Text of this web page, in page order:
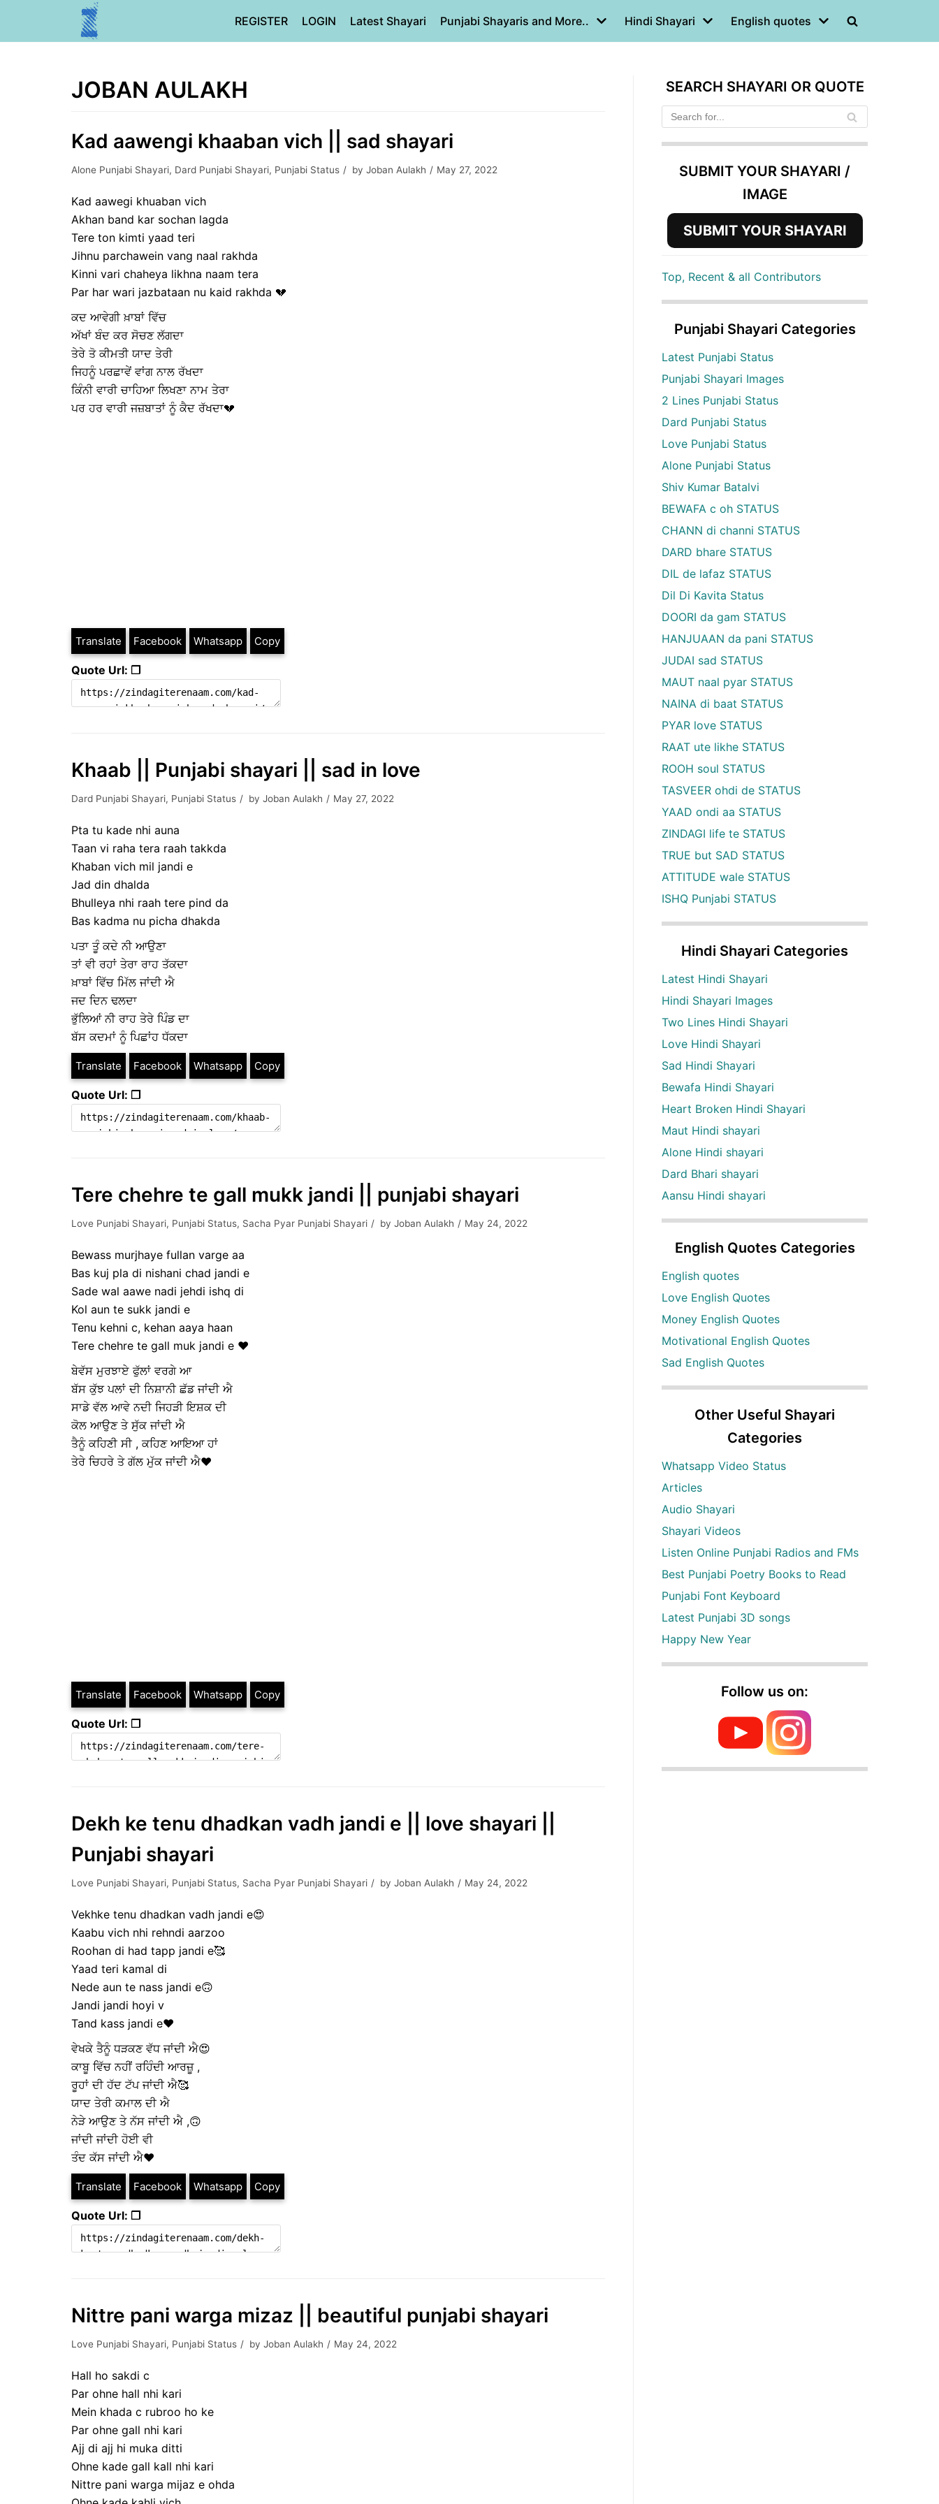
REGISTER LOGIN Latest Shayari Punjabi Shayaris and More.. Hindi Shayari English quotes
JOBAN AULAKH
Kad aawengi khaaban vich || sad shayari
Alone Punjabi Shayari, Dard Punjabi Shayari, Punjabi Status by Joban Aulakh May 27, 2022
Kad aawegi khuaban vich
Akhan band kar sochan lagda
Tere ton kimti yaad teri
Jihnu parchawein vang naal rakhda
Kinni vari chaheya likhna naam tera
Par har wari jazbataan nu kaid rakhda 💔
ਕਦ ਆਵੇਗੀ ਖ਼ਾਬਾਂ ਵਿੱਚ
ਅੱਖਾਂ ਬੰਦ ਕਰ ਸੋਚਣ ਲੱਗਦਾ
ਤੇਰੇ ਤੋ ਕੀਮਤੀ ਯਾਦ ਤੇਰੀ
ਜਿਹਨੂੰ ਪਰਛਾਵੇਂ ਵਾਂਗ ਨਾਲ ਰੱਖਦਾ
ਕਿੰਨੀ ਵਾਰੀ ਚਾਹਿਆ ਲਿਖਣਾ ਨਾਮ ਤੇਰਾ
ਪਰ ਹਰ ਵਾਰੀ ਜਜ਼ਬਾਤਾਂ ਨੂੰ ਕੈਦ ਰੱਖਦਾ💔
Translate Facebook Whatsapp Copy
Quote Url: ❐
Khaab || Punjabi shayari || sad in love
Dard Punjabi Shayari, Punjabi Status by Joban Aulakh May 27, 2022
Pta tu kade nhi auna
Taan vi raha tera raah takkda
Khaban vich mil jandi e
Jad din dhalda
Bhulleya nhi raah tere pind da
Bas kadma nu picha dhakda
ਪਤਾ ਤੂੰ ਕਦੇ ਨੀ ਆਉਣਾ
ਤਾਂ ਵੀ ਰਹਾਂ ਤੇਰਾ ਰਾਹ ਤੱਕਦਾ
ਖ਼ਾਬਾਂ ਵਿੱਚ ਮਿੱਲ ਜਾਂਦੀ ਐ
ਜਦ ਦਿਨ ਢਲਦਾ
ਭੁੱਲਿਆਂ ਨੀ ਰਾਹ ਤੇਰੇ ਪਿੰਡ ਦਾ
ਬੱਸ ਕਦਮਾਂ ਨੂੰ ਪਿਛਾਂਹ ਧੱਕਦਾ
Translate Facebook Whatsapp Copy
Quote Url: ❐
Tere chehre te gall mukk jandi || punjabi shayari
Love Punjabi Shayari, Punjabi Status, Sacha Pyar Punjabi Shayari by Joban Aulakh May 24, 2022
Bewass murjhaye fullan varge aa
Bas kuj pla di nishani chad jandi e
Sade wal aawe nadi jehdi ishq di
Kol aun te sukk jandi e
Tenu kehni c, kehan aaya haan
Tere chehre te gall muk jandi e ❤️
ਬੇਵੱਸ ਮੁਰਝਾਏ ਫੁੱਲਾਂ ਵਰਗੇ ਆ
ਬੱਸ ਕੁੱਝ ਪਲਾਂ ਦੀ ਨਿਸ਼ਾਨੀ ਛੱਡ ਜਾਂਦੀ ਐ
ਸਾਡੇ ਵੱਲ ਆਵੇ ਨਦੀ ਜਿਹੜੀ ਇਸ਼ਕ ਦੀ
ਕੋਲ ਆਉਣ ਤੇ ਸੁੱਕ ਜਾਂਦੀ ਐ
ਤੈਨੂੰ ਕਹਿਣੀ ਸੀ , ਕਹਿਣ ਆਇਆ ਹਾਂ
ਤੇਰੇ ਚਿਹਰੇ ਤੇ ਗੱਲ ਮੁੱਕ ਜਾਂਦੀ ਐ❤️
Translate Facebook Whatsapp Copy
Quote Url: ❐
Dekh ke tenu dhadkan vadh jandi e || love shayari ||
Punjabi shayari
Love Punjabi Shayari, Punjabi Status, Sacha Pyar Punjabi Shayari by Joban Aulakh May 24, 2022
Vekhke tenu dhadkan vadh jandi e😍
Kaabu vich nhi rehndi aarzoo
Roohan di had tapp jandi e🥰
Yaad teri kamal di
Nede aun te nass jandi e🙃
Jandi jandi hoyi v
Tand kass jandi e❤️
ਵੇਖਕੇ ਤੈਨੂੰ ਧੜਕਣ ਵੱਧ ਜਾਂਦੀ ਐ😍
ਕਾਬੂ ਵਿੱਚ ਨਹੀਂ ਰਹਿੰਦੀ ਆਰਜ਼ੂ ,
ਰੂਹਾਂ ਦੀ ਹੱਦ ਟੱਪ ਜਾਂਦੀ ਐ🥰
ਯਾਦ ਤੇਰੀ ਕਮਾਲ ਦੀ ਐ
ਨੇੜੇ ਆਉਣ ਤੇ ਨੱਸ ਜਾਂਦੀ ਐ ,🙃
ਜਾਂਦੀ ਜਾਂਦੀ ਹੋਈ ਵੀ
ਤੰਦ ਕੱਸ ਜਾਂਦੀ ਐ❤️
Translate Facebook Whatsapp Copy
Quote Url: ❐
Nittre pani warga mizaz || beautiful punjabi shayari
Love Punjabi Shayari, Punjabi Status by Joban Aulakh May 24, 2022
Hall ho sakdi c
Par ohne hall nhi kari
Mein khada c rubroo ho ke
Par ohne gall nhi kari
Ajj di ajj hi muka ditti
Ohne kade gall kall nhi kari
Nittre pani warga mijaz e ohda
SEARCH SHAYARI OR QUOTE
SUBMIT YOUR SHAYARI /
IMAGE
SUBMIT YOUR SHAYARI
Top, Recent & all Contributors
Punjabi Shayari Categories
Latest Punjabi Status
Punjabi Shayari Images
2 Lines Punjabi Status
Dard Punjabi Status
Love Punjabi Status
Alone Punjabi Status
Shiv Kumar Batalvi
BEWAFA c oh STATUS
CHANN di channi STATUS
DARD bhare STATUS
DIL de lafaz STATUS
Dil Di Kavita Status
DOORI da gam STATUS
HANJUAAN da pani STATUS
JUDAI sad STATUS
MAUT naal pyar STATUS
NAINA di baat STATUS
PYAR love STATUS
RAAT ute likhe STATUS
ROOH soul STATUS
TASVEER ohdi de STATUS
YAAD ondi aa STATUS
ZINDAGI life te STATUS
TRUE but SAD STATUS
ATTITUDE wale STATUS
ISHQ Punjabi STATUS
Hindi Shayari Categories
Latest Hindi Shayari
Hindi Shayari Images
Two Lines Hindi Shayari
Love Hindi Shayari
Sad Hindi Shayari
Bewafa Hindi Shayari
Heart Broken Hindi Shayari
Maut Hindi shayari
Alone Hindi shayari
Dard Bhari shayari
Aansu Hindi shayari
English Quotes Categories
English quotes
Love English Quotes
Money English Quotes
Motivational English Quotes
Sad English Quotes
Other Useful Shayari
Categories
Whatsapp Video Status
Articles
Audio Shayari
Shayari Videos
Listen Online Punjabi Radios and FMs
Best Punjabi Poetry Books to Read
Punjabi Font Keyboard
Latest Punjabi 3D songs
Happy New Year
Follow us on: